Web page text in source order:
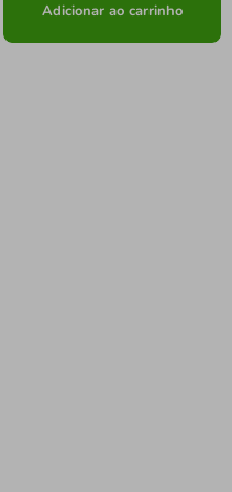
Adicionar ao carrinho